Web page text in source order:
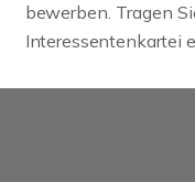
bewerben. Tragen
Interessentenkartei